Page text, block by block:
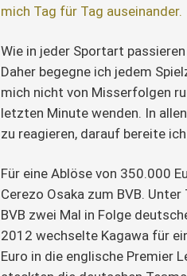
mich Tag für Tag auseinander.
Wie in jeder Sportart
Daher begegne ich jedem
mich nicht von Misserfolgen
letzten Minute wenden. In
zu reagieren, darauf bereite
Für eine Ablöse von 350.000
Cerezo Osaka zum BVB.
BVB zwei Mal in Folge
2012 wechselte Kagawa für
Euro in die englische Premier